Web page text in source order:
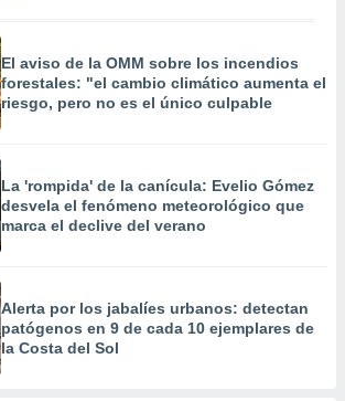
El aviso de la OMM sobre los incendios
forestales: "el cambio climático aumenta el
riesgo, pero no es el único culpable
La 'rompida' de la canícula: Evelio Gómez
desvela el fenómeno meteorológico que
marca el declive del verano
Alerta por los jabalíes urbanos: detectan
patógenos en 9 de cada 10 ejemplares de
la Costa del Sol